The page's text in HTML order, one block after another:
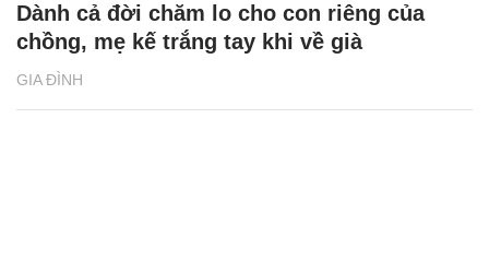
GIA ĐÌNH
Dành cả đời chăm lo cho con riêng của
chồng, mẹ kế trắng tay khi về già